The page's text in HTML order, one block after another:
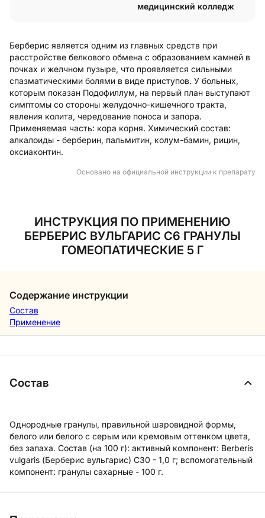
медицинский колледж
Берберис является одним из главных средств при
расстройстве белкового обмена с образованием камней в
почках и желчном пузыре, что проявляется сильными
спазматическими болями в виде приступов. У больных,
которым показан Подофиллум, на первый план выступают
симптомы со стороны желудочно-кишечного тракта,
явления колита, чередование поноса и запора.
Применяемая часть: кора корня. Химический состав:
алкалоиды - берберин, пальмитин, колум-бамин, рицин,
оксиаконтин.
Основано на официальной инструкции к препарату
ИНСТРУКЦИЯ ПО ПРИМЕНЕНИЮ
БЕРБЕРИС ВУЛЬГАРИС С6 ГРАНУЛЫ
ГОМЕОПАТИЧЕСКИЕ 5 Г
Содержание инструкции
Состав
Применение
Состав
Однородные гранулы, правильной шаровидной формы,
белого или белого с серым или кремовым оттенком цвета,
без запаха. Состав (на 100 г): активный компонент: Berberis
vulgaris (Берберис вульгарис) C30 - 1,0 г; вспомогательный
компонент: гранулы сахарные - 100 г.